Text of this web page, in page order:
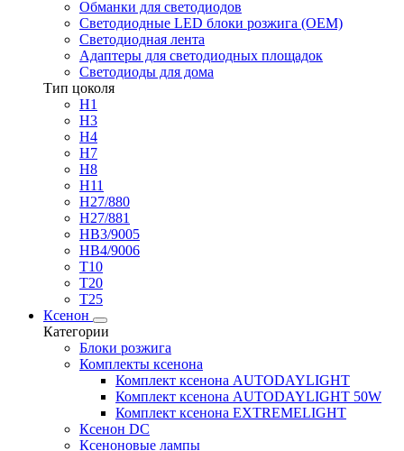
Обманки для светодиодов
Светодиодные LED блоки розжига (OEM)
Светодиодная лента
Адаптеры для светодиодных площадок
Светодиоды для дома
Тип цоколя
H1
H3
H4
H7
H8
H11
H27/880
H27/881
HB3/9005
HB4/9006
T10
T20
T25
Ксенон
Категории
Блоки розжига
Комплекты ксенона
Комплект ксенона AUTODAYLIGHT
Комплект ксенона AUTODAYLIGHT 50W
Комплект ксенона EXTREMELIGHT
Ксенон DC
Ксеноновые лампы